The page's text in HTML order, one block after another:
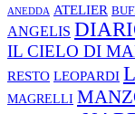
ANEDDA ATELIER
ANGELIS
IL CIELO DI
RESTO LEOPARDI
MAGRELLI